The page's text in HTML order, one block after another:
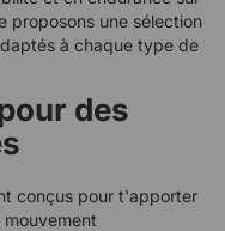
proposons une sélection
à chaque type de
des
conçus pour t'apporter